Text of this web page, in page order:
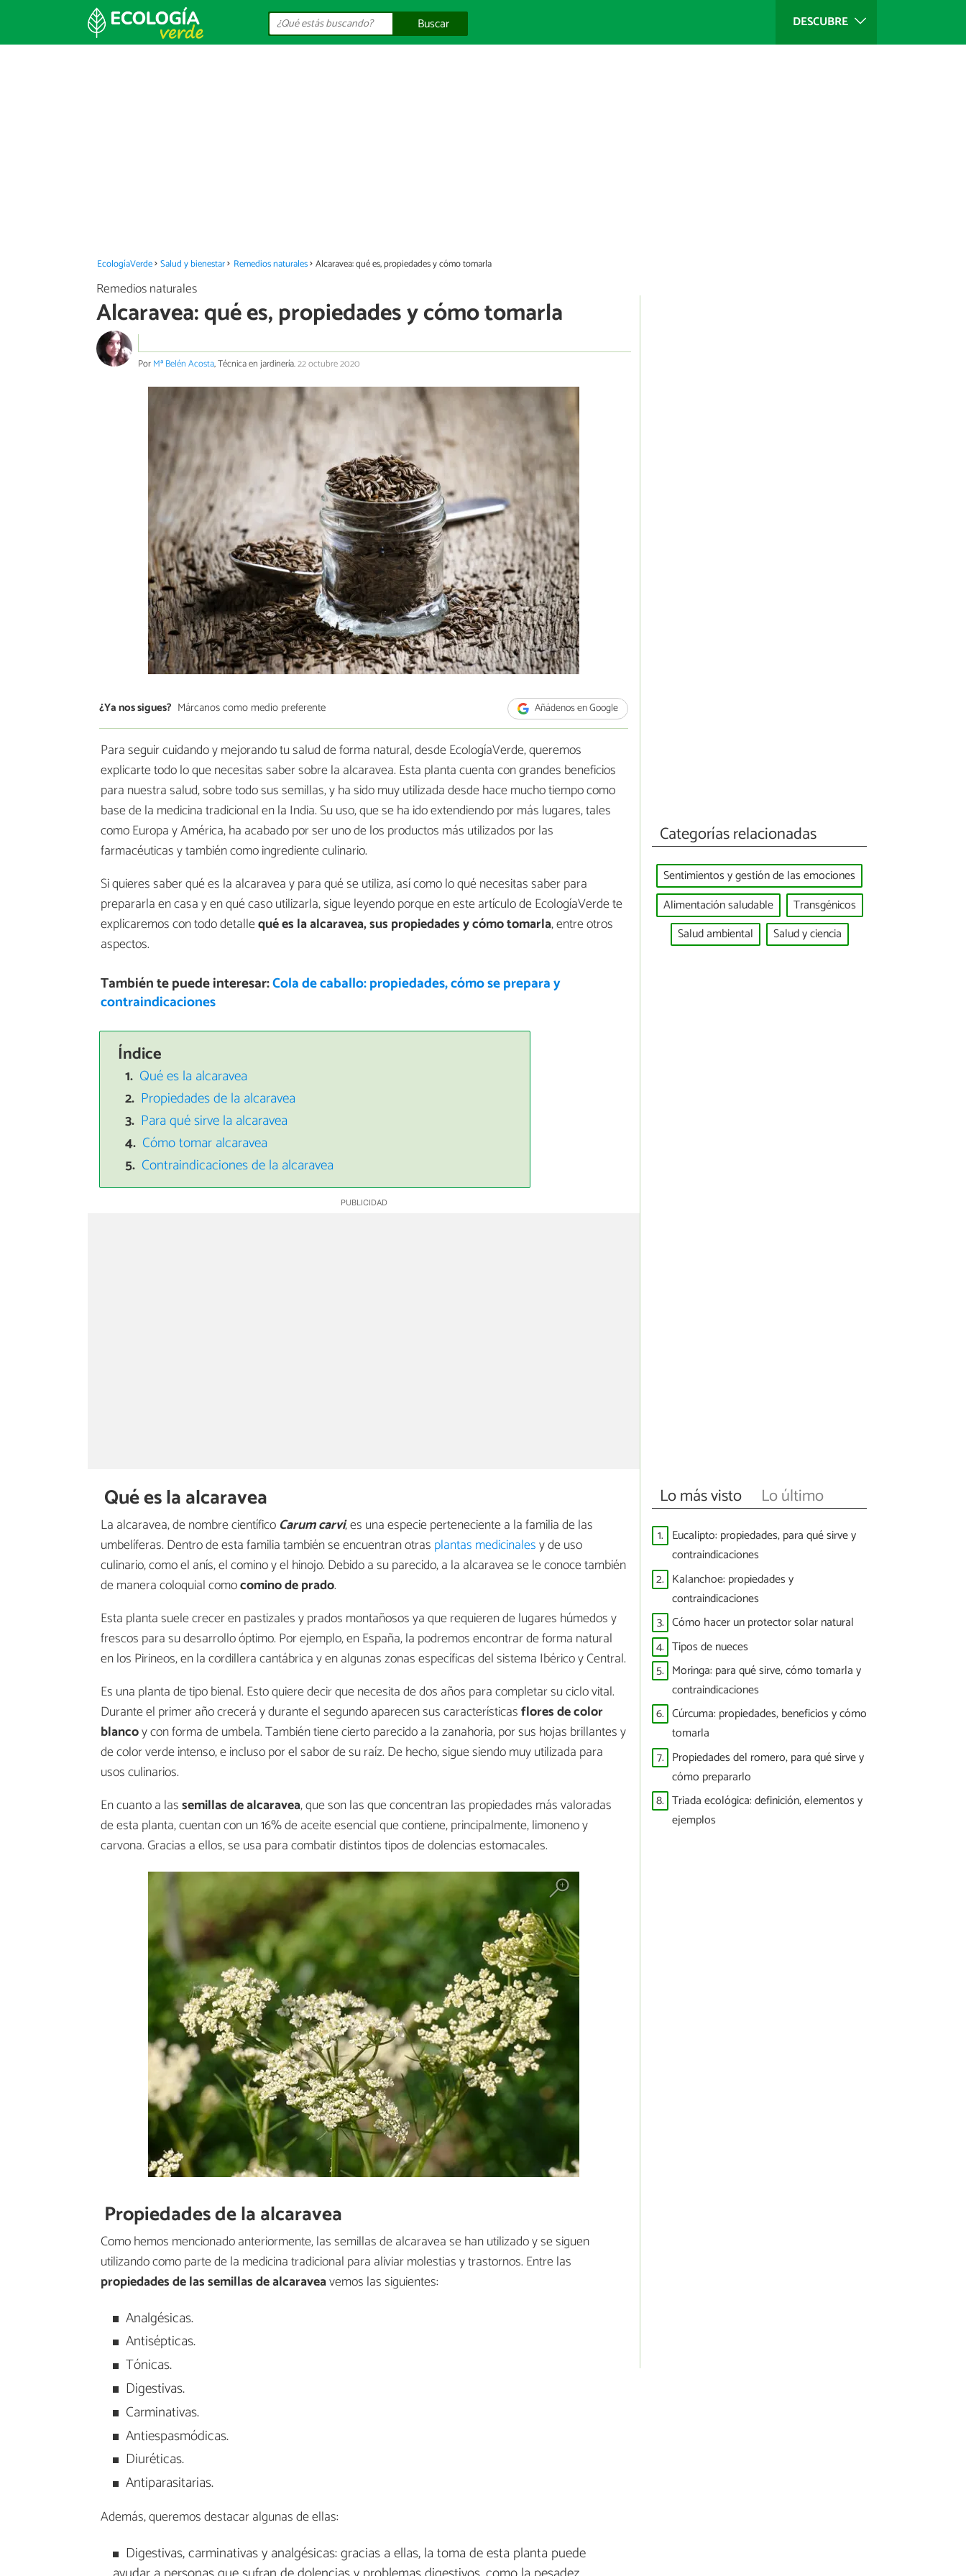
DESCUBRE
Buscar
EcologíaVerde Salud y bienestar Remedios naturales Alcaravea: qué es, propiedades y cómo tomarla
Remedios naturales
Alcaravea: qué es, propiedades y cómo tomarla
PorMª Belén Acosta, Técnica en jardinería.22 octubre 2020
¿Ya nos sigues? Márcanos como medio preferente Añádenos en Google
Para seguir cuidando y mejorando tu salud de forma natural, desde EcologíaVerde, queremos
explicarte todo lo que necesitas saber sobre la alcaravea. Esta planta cuenta con grandes beneficios
para nuestra salud, sobre todo sus semillas, y ha sido muy utilizada desde hace mucho tiempo como
base de la medicina tradicional en la India. Su uso, que se ha ido extendiendo por más lugares, tales
como Europa y América, ha acabado por ser uno de los productos más utilizados por las
farmacéuticas y también como ingrediente culinario.
Si quieres saber qué es la alcaravea y para qué se utiliza, así como lo qué necesitas saber para
prepararla en casa y en qué caso utilizarla, sigue leyendo porque en este artículo de EcologíaVerde te
explicaremos con todo detallequé es la alcaravea, sus propiedades y cómo tomarla, entre otros
aspectos.
También te puede interesar:Cola de caballo: propiedades, cómo se prepara y
contraindicaciones
Índice
Qué es la alcaravea
Propiedades de la alcaravea
Para qué sirve la alcaravea
Cómo tomar alcaravea
Contraindicaciones de la alcaravea
Qué es la alcaravea
La alcaravea, de nombre científico Carum carvi, es una especie perteneciente a la familia de las
umbelíferas. Dentro de esta familia también se encuentran otras plantas medicinalesy de uso
culinario, como el anís, el comino y el hinojo. Debido a su parecido, a la alcaravea se le conoce también
de manera coloquial comocomino de prado.
Esta planta suele crecer en pastizales y prados montañosos ya que requieren de lugares húmedos y
frescos para su desarrollo óptimo. Por ejemplo, en España, la podremos encontrar de forma natural
en los Pirineos, en la cordillera cantábrica y en algunas zonas específicas del sistema Ibérico y Central.
Es una planta de tipo bienal. Esto quiere decir que necesita de dos años para completar su ciclo vital.
Durante el primer año crecerá y durante el segundo aparecen sus característicasflores de color
blancoy con forma de umbela. También tiene cierto parecido a la zanahoria, por sus hojas brillantes y
de color verde intenso, e incluso por el sabor de su raíz. De hecho, sigue siendo muy utilizada para
usos culinarios.
En cuanto a lassemillas de alcaravea, que son las que concentran las propiedades más valoradas
de esta planta, cuentan con un 16% de aceite esencial que contiene, principalmente, limoneno y
carvona. Gracias a ellos, se usa para combatir distintos tipos de dolencias estomacales.
Propiedades de la alcaravea
Como hemos mencionado anteriormente, las semillas de alcaravea se han utilizado y se siguen
utilizando como parte de la medicina tradicional para aliviar molestias y trastornos. Entre las
propiedades de las semillas de alcaraveavemos las siguientes:
Analgésicas.
Antisépticas.
Tónicas.
Digestivas.
Carminativas.
Antiespasmódicas.
Diuréticas.
Antiparasitarias.
Además, queremos destacar algunas de ellas:
Digestivas, carminativas y analgésicas: gracias a ellas, la toma de esta planta puede
Categorías relacionadas
Sentimientos y gestión de las emociones
Alimentación saludable
Transgénicos
Salud ambiental
Salud y ciencia
Lo más visto Lo último
1. Eucalipto: propiedades, para qué sirve y
contraindicaciones
2. Kalanchoe: propiedades y
contraindicaciones
3. Cómo hacer un protector solar natural
4. Tipos de nueces
5. Moringa: para qué sirve, cómo tomarla y
contraindicaciones
6. Cúrcuma: propiedades, beneficios y cómo
tomarla
7. Propiedades del romero, para qué sirve y
cómo prepararlo
8. Triada ecológica: definición, elementos y
ejemplos